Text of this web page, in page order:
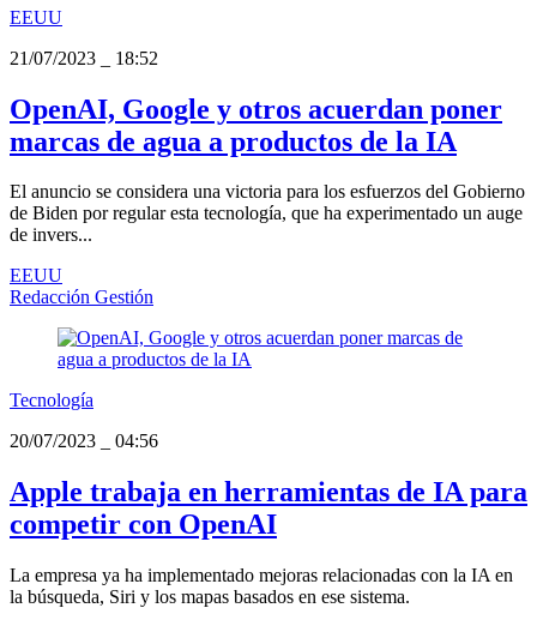
EEUU
21/07/2023
18:52
OpenAI, Google y otros acuerdan poner
marcas de agua a productos de la IA
El anuncio se considera una victoria para los esfuerzos del Gobierno
de Biden por regular esta tecnología, que ha experimentado un auge
de invers...
EEUU
Redacción Gestión
Tecnología
20/07/2023
04:56
Apple trabaja en herramientas de IA para
competir con OpenAI
La empresa ya ha implementado mejoras relacionadas con la IA en
la búsqueda, Siri y los mapas basados en ese sistema.